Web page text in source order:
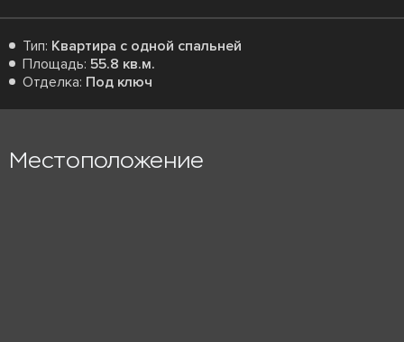
Тип: Квартира с одной спальней
Площадь: 55.8 кв.м.
Отделка: Под ключ
Местоположение